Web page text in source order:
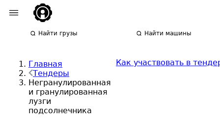
Найти грузы Найти машины
Главная
Тендеры
Негранулированная
и гранулированная
лузги
подсолнечника
Как участвовать в